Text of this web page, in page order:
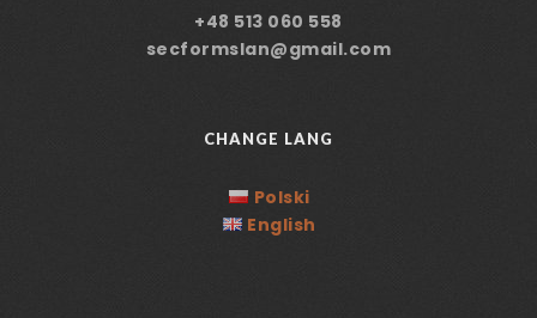
+48 513 060 558
secformslan@gmail.com
CHANGE LANG
Polski
English